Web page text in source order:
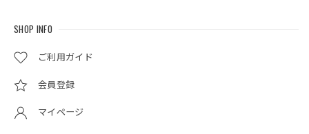
SHOP INFO
ご利用ガイド
会員登録
マイページ